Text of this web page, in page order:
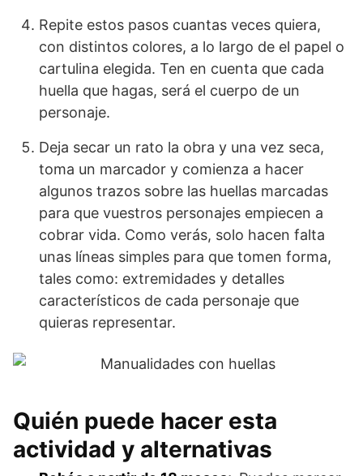
Repite estos pasos cuantas veces quiera,
con distintos colores, a lo largo de el papel o
cartulina elegida. Ten en cuenta que cada
huella que hagas, será el cuerpo de un
personaje.
Deja secar un rato la obra y una vez seca,
toma un marcador y comienza a hacer
algunos trazos sobre las huellas marcadas
para que vuestros personajes empiecen a
cobrar vida. Como verás, solo hacen falta
unas líneas simples para que tomen forma,
tales como: extremidades y detalles
característicos de cada personaje que
quieras representar.
Quién puede hacer esta
actividad y alternativas